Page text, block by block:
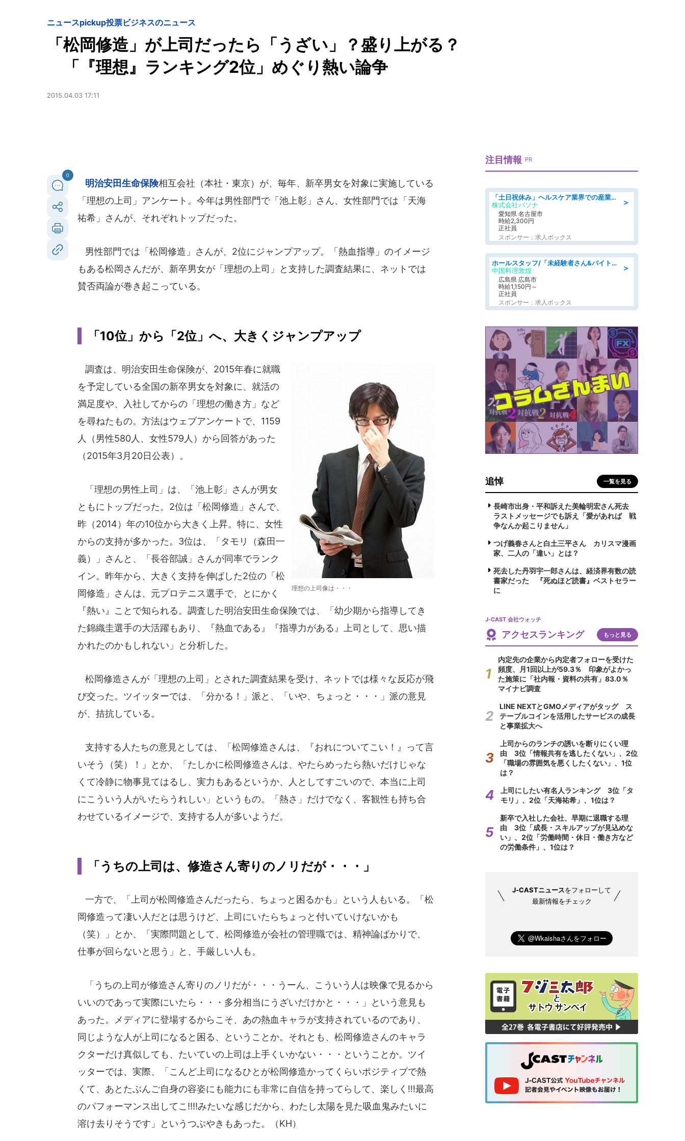
ニュースpickup投票ビジネスのニュース
「松岡修造」が上司だったら「うざい」？盛り上がる？
「『理想』ランキング2位」めぐり熱い論争
2015.04.03 17:11
0
明治安田生命保険相互会社（本社・東京）が、毎年、新卒男女を対象に実施している
「理想の上司」アンケート。今年は男性部門で「池上彰」さん、女性部門では「天海
祐希」さんが、それぞれトップだった。
男性部門では「松岡修造」さんが、2位にジャンプアップ。「熱血指導」のイメージ
もある松岡さんだが、新卒男女が「理想の上司」と支持した調査結果に、ネットでは
賛否両論が巻き起こっている。
「10位」から「2位」へ、大きくジャンプアップ
理想の上司像は・・・
調査は、明治安田生命保険が、2015年春に就職
を予定している全国の新卒男女を対象に、就活の
満足度や、入社してからの「理想の働き方」など
を尋ねたもの。方法はウェブアンケートで、1159
人（男性580人、女性579人）から回答があった
（2015年3月20日公表）。
「理想の男性上司」は、「池上彰」さんが男女
ともにトップだった。2位は「松岡修造」さんで、
昨（2014）年の10位から大きく上昇。特に、女性
からの支持が多かった。3位は、「タモリ（森田一
義）」さんと、「長谷部誠」さんが同率でランク
イン。昨年から、大きく支持を伸ばした2位の「松
岡修造」さんは、元プロテニス選手で、とにかく
『熱い』ことで知られる。調査した明治安田生命保険では、「幼少期から指導してき
た錦織圭選手の大活躍もあり、『熱血である』『指導力がある』上司として、思い描
かれたのかもしれない」と分析した。
松岡修造さんが「理想の上司」とされた調査結果を受け、ネットでは様々な反応が飛
び交った。ツイッターでは、「分かる！」派と、「いや、ちょっと・・・」派の意見
が、拮抗している。
支持する人たちの意見としては、「松岡修造さんは、『おれについてこい！』って言
いそう（笑）！」とか、「たしかに松岡修造さんは、やたらめったら熱いだけじゃな
くて冷静に物事見てはるし、実力もあるというか、人としてすごいので、本当に上司
にこういう人がいたらうれしい」というもの。「熱さ」だけでなく、客観性も持ち合
わせているイメージで、支持する人が多いようだ。
「うちの上司は、修造さん寄りのノリだが・・・」
一方で、「上司が松岡修造さんだったら、ちょっと困るかも」という人もいる。「松
岡修造って凄い人だとは思うけど、上司にいたらちょっと付いていけないかも
（笑）」とか、「実際問題として、松岡修造が会社の管理職では、精神論ばかりで、
仕事が回らないと思う」と、手厳しい人も。
「うちの上司が修造さん寄りのノリだが・・・うーん、こういう人は映像で見るから
いいのであって実際にいたら・・・多分相当にうざいだけかと・・・」という意見も
あった。メディアに登場するからこそ、あの熱血キャラが支持されているのであり、
同じような人が上司になると困る、ということか。それとも、松岡修造さんのキャラ
クターだけ真似しても、たいていの上司は上手くいかない・・・ということか。ツイ
ッターでは、実際、「こんど上司になるひとが松岡修造かってくらいポジティブで熱
くて、あとたぶんご自身の容姿にも能力にも非常に自信を持ってらして、楽しく!!!最高
のパフォーマンス出してこ!!!!みたいな感じだから、わたし太陽を見た吸血鬼みたいに
溶け去りそうです」というつぶやきもあった。（KH）
注目情報 PR
＞
「土日祝休み」ヘルスケア業界での産業保健師業務/看護師/高時給/未経験OK/要資格:正看護師
株式会社パソナ
愛知県 名古屋市
時給2,300円
正社員
スポンサー：求人ボックス
＞
ホールスタッフ/「未経験者さん&バイトデビューも大歓迎」残業ほぼなし×1日3時間〜勤務OK!フォロー体制も充実/広島県/広島市南区
中国料理敦煌
広島県 広島市
時給1,150円～
正社員
スポンサー：求人ボックス
追悼 一覧を見る
長崎市出身・平和訴えた美輪明宏さん死去
ラストメッセージでも訴え「愛があれば 戦
争なんか起こりません」
つげ義春さんと白土三平さん カリスマ漫画
家、二人の「違い」とは？
死去した丹羽宇一郎さんは、経済界有数の読
書家だった 『死ぬほど読書』ベストセラー
に
J-CAST 会社ウォッチ
アクセスランキング もっと見る
内定先の企業から内定者フォローを受けた
頻度、月1回以上が59.3％ 印象がよかっ
た施策に「社内報・資料の共有」83.0％
マイナビ調査
LINE NEXTとGMOメディアがタッグ ス
テーブルコインを活用したサービスの成長
と事業拡大へ
上司からのランチの誘いを断りにくい理
由 3位「情報共有を逃したくない」、2位
「職場の雰囲気を悪くしたくない」、1位
は？
上司にしたい有名人ランキング 3位「タ
モリ」、2位「天海祐希」、1位は？
新卒で入社した会社、早期に退職する理
由 3位「成長・スキルアップが見込めな
い」、2位「労働時間・休日・働き方など
の労働条件」、1位は？
J-CASTニュースをフォローして
最新情報をチェック